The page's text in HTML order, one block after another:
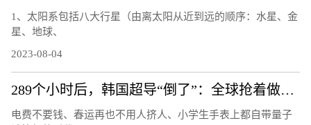
1、太阳系包括八大行星（由离太阳从近到远的顺序：水星、金
星、地球、
2023-08-04
289个小时后，韩国超导“倒了”：全球抢着做的复现实验还做吗
电费不要钱、春运再也不用人挤人、小学生手表上都自带量子